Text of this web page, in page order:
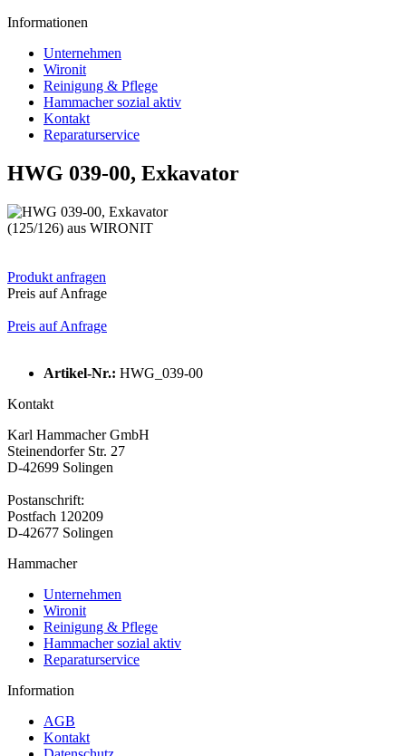
Informationen
Unternehmen
Wironit
Reinigung & Pflege
Hammacher sozial aktiv
Kontakt
Reparaturservice
HWG 039-00, Exkavator
(125/126) aus WIRONIT
Produkt anfragen
Preis auf Anfrage
Preis auf Anfrage
Artikel-Nr.: HWG_039-00
Kontakt
Karl Hammacher GmbH
Steinendorfer Str. 27
D-42699 Solingen
Postanschrift:
Postfach 120209
D-42677 Solingen
Hammacher
Unternehmen
Wironit
Reinigung & Pflege
Hammacher sozial aktiv
Reparaturservice
Information
AGB
Kontakt